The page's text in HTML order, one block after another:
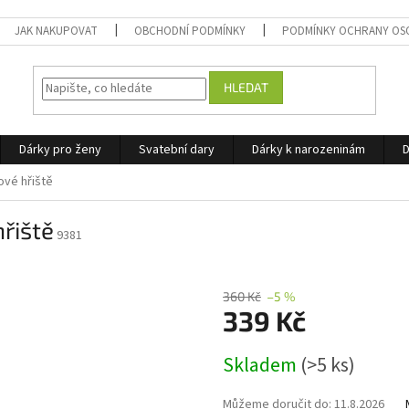
JAK NAKUPOVAT OBCHODNÍ PODMÍNKY PODMÍNKY OCHRANY
HLEDAT
Dárky pro ženy Svatební dary Dárky k narozeninám
hřiště
9381
360 Kč –5 %
339 Kč
cena:
Skladem (>5 ks)
Můžeme doručit do: 11.8.2026